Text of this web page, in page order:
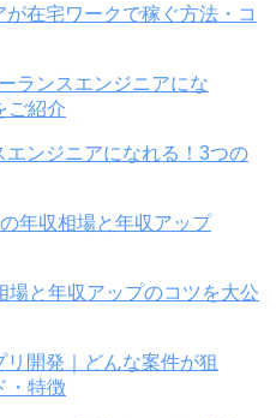
在宅ワークで稼ぐ方法・コ
ンジニアになれる！3つの
場と年収アップのコツを大公